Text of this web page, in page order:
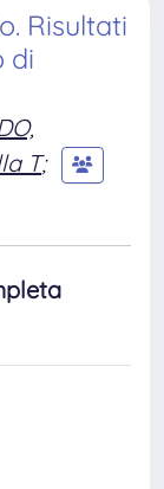
Risultati
di
T;